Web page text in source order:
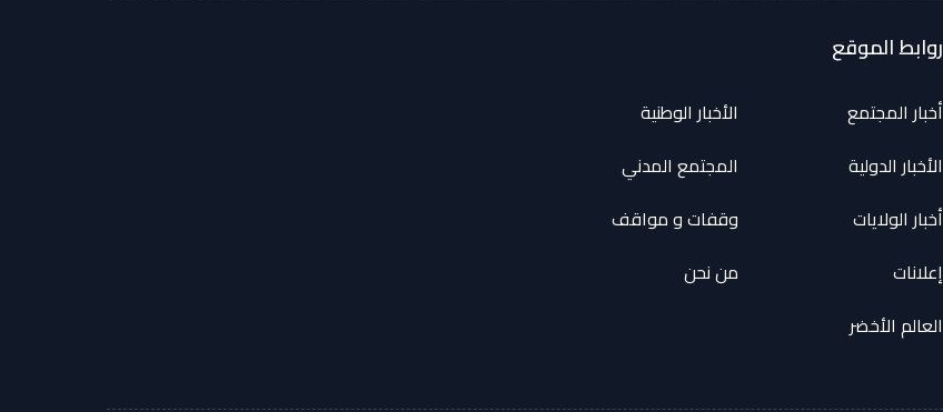
روابط الموقع
أخبار المجتمع
الأخبار الوطنية
الأخبار الدولية
المجتمع المدني
أخبار الولايات
وقفات و مواقف
إعلانات
من نحن
العالم الأخضر